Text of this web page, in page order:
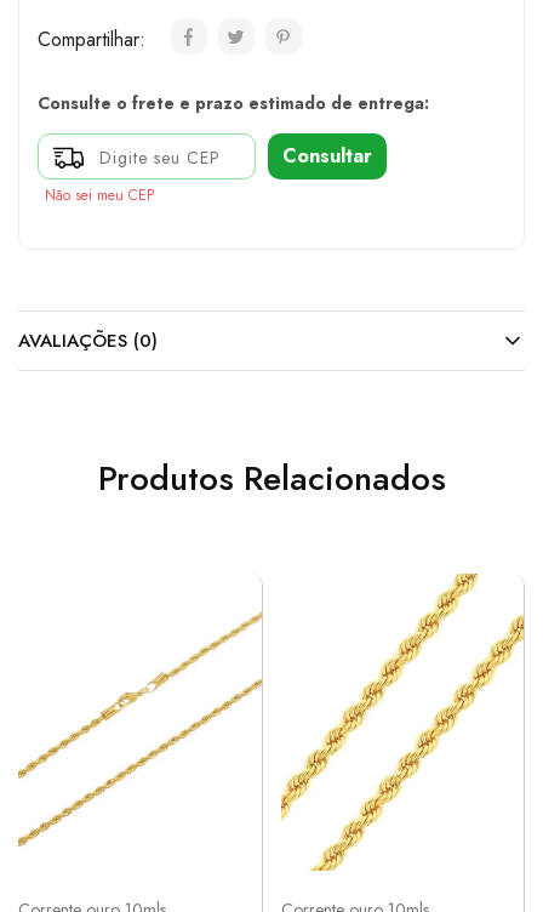
Compartilhar:
Consulte o frete e prazo estimado de entrega:
Consultar
Não sei meu CEP
AVALIAÇÕES (0)
Produtos Relacionados